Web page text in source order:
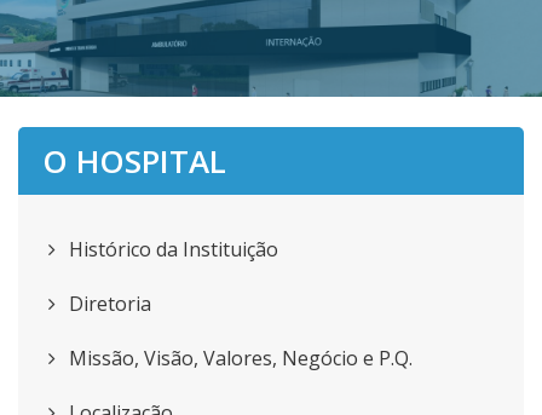
O HOSPITAL
Histórico da Instituição
Diretoria
Missão, Visão, Valores, Negócio e P.Q.